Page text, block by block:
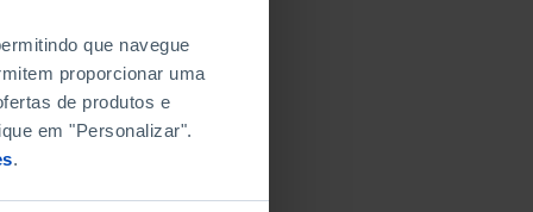
que navegue
proporcionar uma
de produtos e
em "Personalizar".
.